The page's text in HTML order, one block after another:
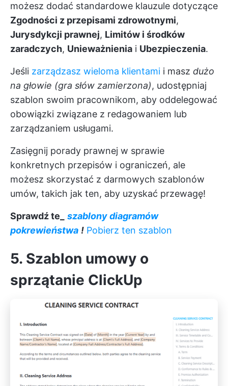
możesz dodać standardowe klauzule dotyczące
Zgodności z przepisami zdrowotnymi,
Jurysdykcji prawnej, Limitów i środków
zaradczych, Unieważnienia i Ubezpieczenia.
Jeśli zarządzasz wieloma klientami i masz dużo
na głowie (gra słów zamierzona), udostępniaj
szablon swoim pracownikom, aby oddelegować
obowiązki związane z redagowaniem lub
zarządzaniem usługami.
Zasięgnij porady prawnej w sprawie
konkretnych przepisów i ograniczeń, ale
możesz skorzystać z darmowych szablonów
umów, takich jak ten, aby uzyskać przewagę!
Sprawdź te_
szablony diagramów
pokrewieństwa ! Pobierz ten szablon
5. Szablon umowy o
sprzątanie ClickUp